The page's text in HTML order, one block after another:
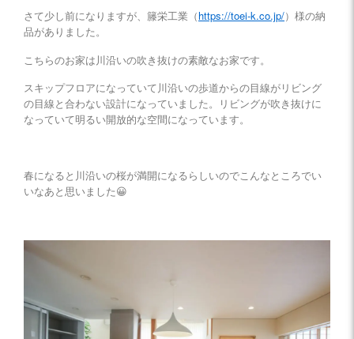
さて少し前になりますが、籐栄工業（https://toei-k.co.jp/）様の納
品がありました。
こちらのお家は川沿いの吹き抜けの素敵なお家です。
スキップフロアになっていて川沿いの歩道からの目線がリビング
の目線と合わない設計になっていました。リビングが吹き抜けに
なっていて明るい開放的な空間になっています。
春になると川沿いの桜が満開になるらしいのでこんなところでい
いなあと思いました😀